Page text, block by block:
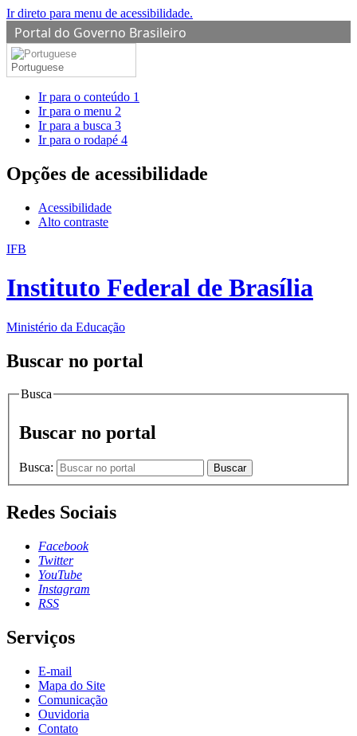
Ir direto para menu de acessibilidade.
Portal do Governo Brasileiro
Portuguese
Ir para o conteúdo 1
Ir para o menu 2
Ir para a busca 3
Ir para o rodapé 4
Opções de acessibilidade
Acessibilidade
Alto contraste
IFB
Instituto Federal de Brasília
Ministério da Educação
Buscar no portal
Busca
Buscar no portal
Busca: Buscar
Redes Sociais
Facebook
Twitter
YouTube
Instagram
RSS
Serviços
E-mail
Mapa do Site
Comunicação
Ouvidoria
Contato